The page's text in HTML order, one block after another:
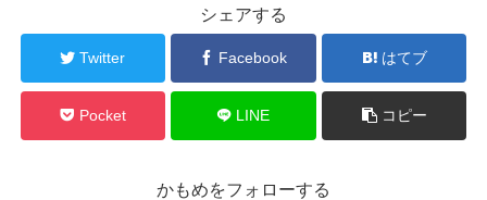
シェアする
Twitter Facebook はてブ
Pocket LINE コピー
かもめをフォローする